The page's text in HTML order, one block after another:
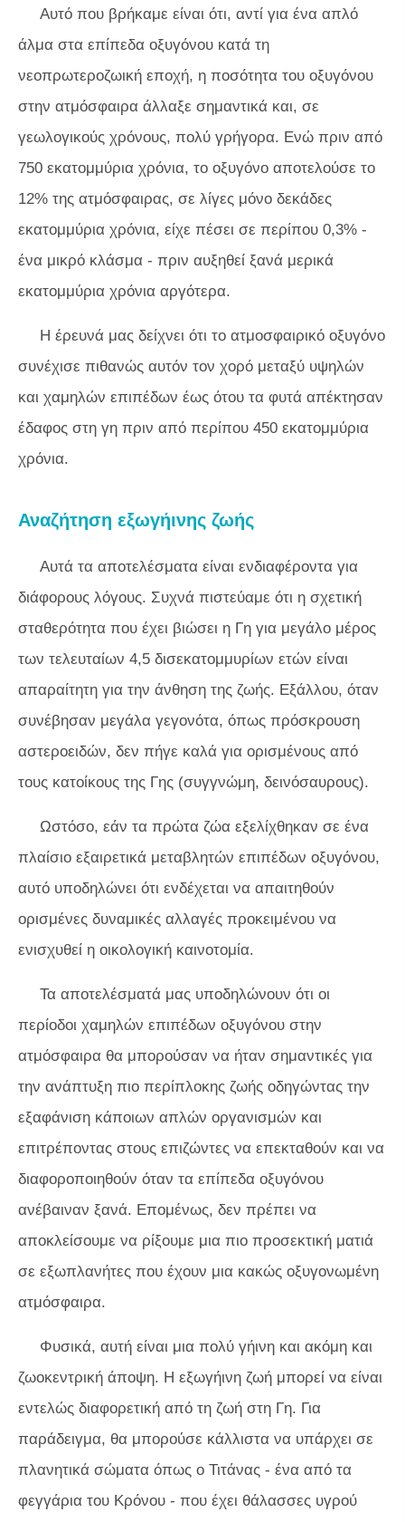
Αυτό που βρήκαμε είναι ότι, αντί για ένα απλό
άλμα στα επίπεδα οξυγόνου κατά τη
νεοπρωτεροζωική εποχή, η ποσότητα του οξυγόνου
στην ατμόσφαιρα άλλαξε σημαντικά και, σε
γεωλογικούς χρόνους, πολύ γρήγορα. Ενώ πριν από
750 εκατομμύρια χρόνια, το οξυγόνο αποτελούσε το
12% της ατμόσφαιρας, σε λίγες μόνο δεκάδες
εκατομμύρια χρόνια, είχε πέσει σε περίπου 0,3% -
ένα μικρό κλάσμα - πριν αυξηθεί ξανά μερικά
εκατομμύρια χρόνια αργότερα.
Η έρευνά μας δείχνει ότι το ατμοσφαιρικό οξυγόνο
συνέχισε πιθανώς αυτόν τον χορό μεταξύ υψηλών
και χαμηλών επιπέδων έως ότου τα φυτά απέκτησαν
έδαφος στη γη πριν από περίπου 450 εκατομμύρια
χρόνια.
Αναζήτηση εξωγήινης ζωής
Αυτά τα αποτελέσματα είναι ενδιαφέροντα για
διάφορους λόγους. Συχνά πιστεύαμε ότι η σχετική
σταθερότητα που έχει βιώσει η Γη για μεγάλο μέρος
των τελευταίων 4,5 δισεκατομμυρίων ετών είναι
απαραίτητη για την άνθηση της ζωής. Εξάλλου, όταν
συνέβησαν μεγάλα γεγονότα, όπως πρόσκρουση
αστεροειδών, δεν πήγε καλά για ορισμένους από
τους κατοίκους της Γης (συγγνώμη, δεινόσαυρους).
Ωστόσο, εάν τα πρώτα ζώα εξελίχθηκαν σε ένα
πλαίσιο εξαιρετικά μεταβλητών επιπέδων οξυγόνου,
αυτό υποδηλώνει ότι ενδέχεται να απαιτηθούν
ορισμένες δυναμικές αλλαγές προκειμένου να
ενισχυθεί η οικολογική καινοτομία.
Τα αποτελέσματά μας υποδηλώνουν ότι οι
περίοδοι χαμηλών επιπέδων οξυγόνου στην
ατμόσφαιρα θα μπορούσαν να ήταν σημαντικές για
την ανάπτυξη πιο περίπλοκης ζωής οδηγώντας την
εξαφάνιση κάποιων απλών οργανισμών και
επιτρέποντας στους επιζώντες να επεκταθούν και να
διαφοροποιηθούν όταν τα επίπεδα οξυγόνου
ανέβαιναν ξανά. Επομένως, δεν πρέπει να
αποκλείσουμε να ρίξουμε μια πιο προσεκτική ματιά
σε εξωπλανήτες που έχουν μια κακώς οξυγονωμένη
ατμόσφαιρα.
Φυσικά, αυτή είναι μια πολύ γήινη και ακόμη και
ζωοκεντρική άποψη. Η εξωγήινη ζωή μπορεί να είναι
εντελώς διαφορετική από τη ζωή στη Γη. Για
παράδειγμα, θα μπορούσε κάλλιστα να υπάρχει σε
πλανητικά σώματα όπως ο Τιτάνας - ένα από τα
φεγγάρια του Κρόνου - που έχει θάλασσες υγρού